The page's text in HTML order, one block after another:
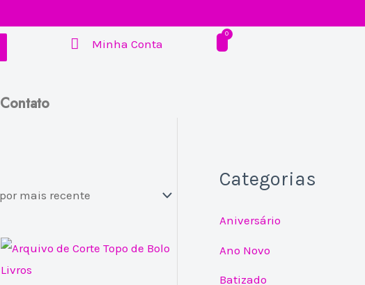
Minha Conta
Contato
Categorias
Aniversário
Ano Novo
Batizado